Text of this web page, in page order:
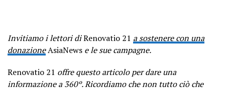
Invitiamo i lettori diRenovatio 21 a sostenere con una
donazioneAsiaNews e le sue campagne.
Renovatio 21 offre questo articolo per dare una
informazione a 360º. Ricordiamo che non tutto ciò che